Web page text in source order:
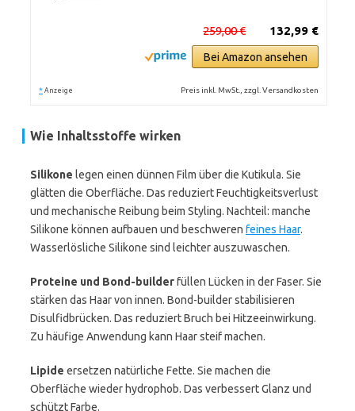
132,99 €
259,00 €
Bei Amazon ansehen
* Anzeige Preis inkl. MwSt., zzgl. Versandkosten
Wie Inhaltsstoffe wirken
Silikone legen einen dünnen Film über die Kutikula. Sie
glätten die Oberfläche. Das reduziert Feuchtigkeitsverlust
und mechanische Reibung beim Styling. Nachteil: manche
Silikone können aufbauen und beschweren feines Haar.
Wasserlösliche Silikone sind leichter auszuwaschen.
Proteine und Bond-builderfüllen Lücken in der Faser. Sie
stärken das Haar von innen. Bond-builder stabilisieren
Disulfidbrücken. Das reduziert Bruch bei Hitzeeinwirkung.
Zu häufige Anwendung kann Haar steif machen.
Lipide ersetzen natürliche Fette. Sie machen die
Oberfläche wieder hydrophob. Das verbessert Glanz und
schützt Farbe.